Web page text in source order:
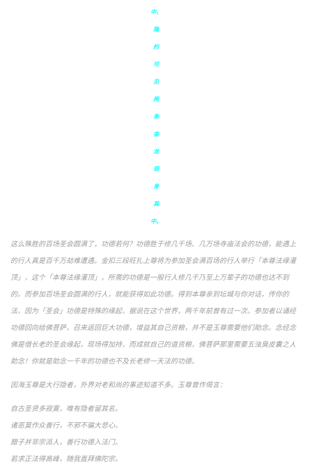
中，
隐
约
可
见
两
条
金
龙
现
身
其
中。
这么殊胜的百场圣会圆满了，功德若何？功德胜于修几千场、几万场寺庙法会的功德，能遇上
的行人真是百千万劫难遭遇。金扣三段旺扎上尊将为参加圣会满百场的行人举行「本尊法缘灌
顶」，这个「本尊法缘灌顶」，所需的功德是一般行人修几千乃至上万辈子的功德也达不到
的。而参加百场圣会圆满的行人，就能获得如此功德。得到本尊亲到坛城与你对话，传你的
法。因为「圣会」功德是特殊的缘起，据说在这个世界，两千年前曾有过一次。参加者以诵经
功德回向给佛菩萨，召来返回巨大功德，增益其自己资粮，并不是玉尊需要他们助念。念经念
佛是借长老的圣会缘起，现场得加持，而成就自己的道资粮，佛菩萨那里需要五浊臭皮囊之人
助念！你就是助念一千年的功德也不及长老修一天法的功德。
因海玉尊是大行隐者，外界对老和尚的事迹知道不多。玉尊曾作偈言：
自古圣贤多寂寞，唯有隐者留其名。
诸恶莫作众善行，不邪不骗大悲心。
腊子并非宗派人，善行功德入法门。
若求正法得高峰，随我直拜佛陀宗。